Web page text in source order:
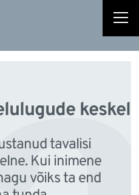
keskel
tavalisi
Kui inimene
võiks ta end